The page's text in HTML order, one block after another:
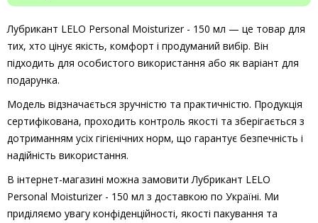
Лубрикант LELO Personal Moisturizer - 150 мл — це товар для
тих, хто цінує якість, комфорт і продуманий вибір. Він
підходить для особистого використання або як варіант для
подарунка.
Модель відзначається зручністю та практичністю. Продукція
сертифікована, проходить контроль якості та зберігається з
дотриманням усіх гігієнічних норм, що гарантує безпечність і
надійність використання.
В інтернет-магазині можна замовити Лубрикант LELO
Personal Moisturizer - 150 мл з доставкою по Україні. Ми
приділяємо увагу конфіденційності, якості пакування та